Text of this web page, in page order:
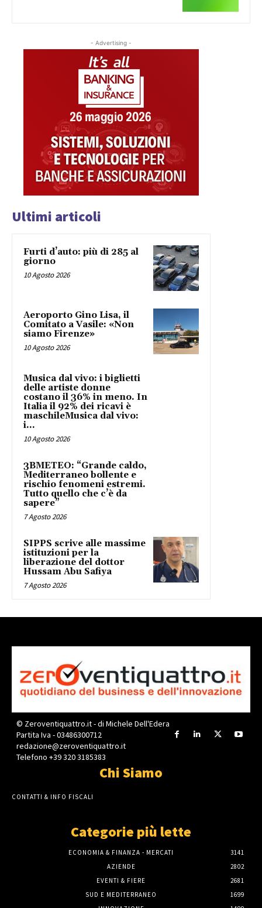
- Advertising -
Ultimi articoli
Furti d’auto: più di 285 al
giorno
10 Agosto 2026
Aeroporto Gino Lisa, il
Comitato a Vasile: «Non
siamo Firenze»
10 Agosto 2026
Musica dal vivo: i biglietti
delle artiste donne
costano il 36% in meno. In
Italia il 92% dei ricavi è
maschileMusica dal vivo:
i...
10 Agosto 2026
3BMETEO: “Grande caldo,
Mediterraneo bollente e
rischio fenomeni estremi.
Tutto quello che c’è da
sapere”
7 Agosto 2026
SIPPS scrive alle massime
istituzioni per la
liberazione del dottor
Hussam Abu Safiya
7 Agosto 2026
© Zeroventiquattro.it - di Michele Dell'Edera
Partita Iva - 03486300712
redazione@zeroventiquattro.it
Telefono +39 320 3185383
Chi Siamo
CONTATTI & INFO FISCALI
Categorie più lette
ECONOMIA & FINANZA - MERCATI
3141
AZIENDE
2802
EVENTI & FIERE
2681
SUD E MEDITERRANEO
1699